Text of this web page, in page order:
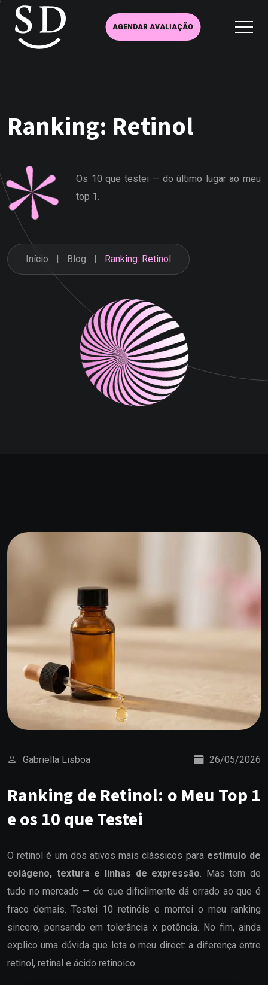
AGENDAR AVALIAÇÃO
Ranking: Retinol
Os 10 que testei — do último lugar ao meu
top 1.
Início Blog Ranking: Retinol
Gabriella Lisboa 26/05/2026
Ranking de Retinol: o Meu Top 1
e os 10 que Testei
O retinol é um dos ativos mais clássicos para estímulo de
colágeno, textura e linhas de expressão . Mas tem de
tudo no mercado — do que dificilmente dá errado ao que é
fraco demais. Testei 10 retinóis e montei o meu ranking
sincero, pensando em tolerância x potência. No fim, ainda
explico uma dúvida que lota o meu direct: a diferença entre
retinol, retinal e ácido retinoico.